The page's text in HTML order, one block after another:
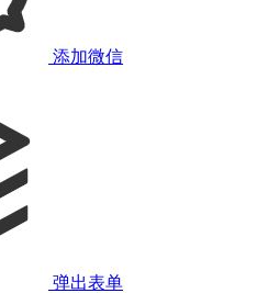
添加微信
弹出表单